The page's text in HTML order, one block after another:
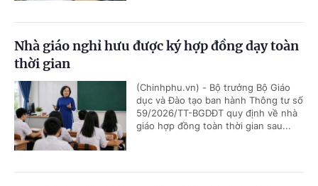
Nhà giáo nghỉ hưu được ký hợp đồng dạy toàn
thời gian
(Chinhphu.vn) - Bộ trưởng Bộ Giáo
dục và Đào tạo ban hành Thông tư số
59/2026/TT-BGDĐT quy định về nhà
giáo hợp đồng toàn thời gian sau...